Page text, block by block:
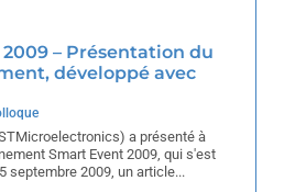
– Présentation du
développé avec
a présenté à
Smart Event 2009, qui s'est
septembre 2009, un article...